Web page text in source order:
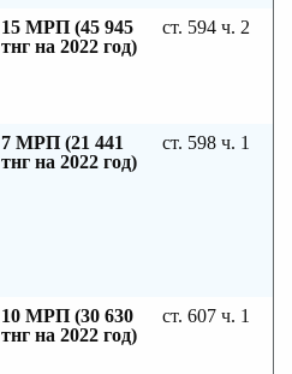
15 МРП (45 945
тнг на 2022 год)
ст. 594 ч. 2
7 МРП (21 441
тнг на 2022 год)
ст. 598 ч. 1
10 МРП (30 630
тнг на 2022 год)
ст. 607 ч. 1